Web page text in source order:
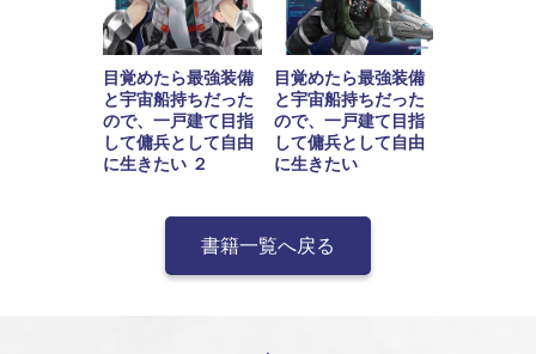
目覚めたら最強装備
と宇宙船持ちだった
ので、一戸建て目指
して傭兵として自由
に生きたい ２
目覚めたら最強装備
と宇宙船持ちだった
ので、一戸建て目指
して傭兵として自由
に生きたい
書籍一覧へ戻る